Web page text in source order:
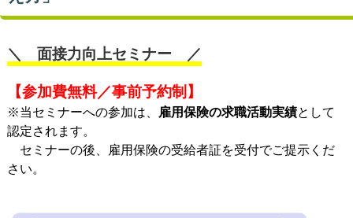
＼ 面接力向上セミナー ／
【参加費無料／事前予約制】
※当セミナーへの参加は、 雇用保険の求職活動実績として
認定されます。
セミナーの後、雇用保険の受給者証を受付でご提示くだ
さい。